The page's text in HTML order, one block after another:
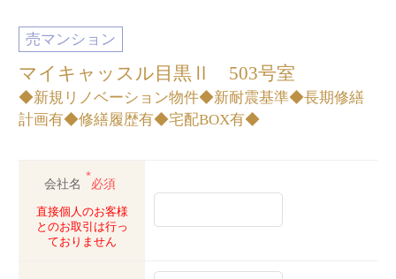
売マンション
マイキャッスル目黒Ⅱ 503号室
◆新規リノベーション物件◆新耐震基準◆長期修繕
計画有◆修繕履歴有◆宅配BOX有◆
会社名
*
必須
直接個人のお客様
とのお取引は行っ
ておりません